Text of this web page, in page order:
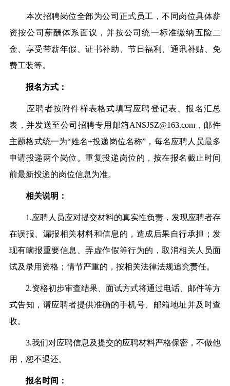
本次招聘岗位全部为公司正式员工，不同岗位具体薪
资按公司薪酬体系面议，并按公司统一标准缴纳五险二
金、享受带薪年假、证书补助、节日福利、通讯补贴、免
费工装等。
报名方式：
应聘者按附件样表格式填写应聘登记表、报名汇总
表，并发送至公司招聘专用邮箱ANSJSZ@163.com，邮件
主题格式统一为“姓名+投递岗位名称”，每名应聘人员最多
申请投递两个岗位。重复投递岗位的，按在报名截止时间
前最新投递的岗位信息为准。
相关说明：
1.应聘人员应对提交材料的真实性负责，发现应聘者存
在误报、漏报相关材料和信息的，造成后果自行承担； 发
现有瞒报重要信息、弄虚作假等行为的，取消相关人员面
试及录用资格；情节严重的，按相关法律法规追究责任。
2.资格初步审查结果、面试方式将通过电话、邮件等方
式告知，请应聘者提供准确的手机号、邮箱地址并及时查
收。
3.我们对应聘信息及提交的应聘材料严格保密，不做他
用，恕不退还。
报名时间：